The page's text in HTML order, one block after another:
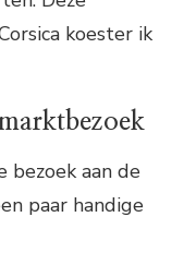
koester ik
bezoek aan de
paar handige